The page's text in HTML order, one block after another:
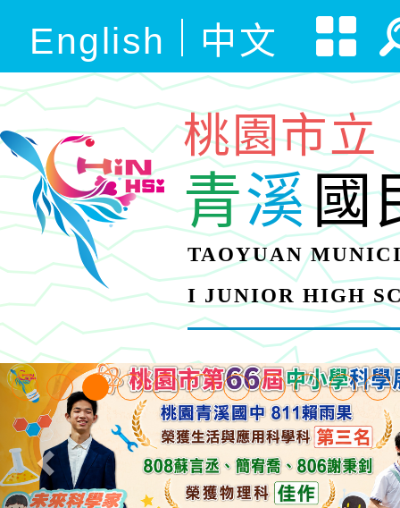
English 中文
桃園市立
青溪國
TAOYUAN
I JUNIOR HIGH
【甄選結果(第4招)】